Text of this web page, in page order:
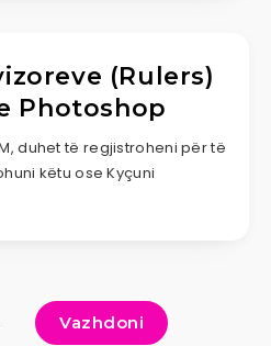
(Rulers)
Photoshop
duhet të regjistroheni për të
këtu ose Kyçuni
Vazhdoni